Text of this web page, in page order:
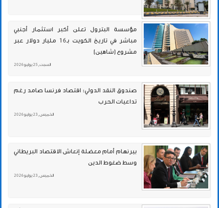
مؤسسة البترول تعلن أكبر استثمار أجنبي
مباشر في تاريخ الكويت بـ16 مليار دولار عبر
مشروع (شاهين)
السبت , 25 يوليو 2026
صندوق النقد الدولي: اقتصاد فرنسا صامد رغم
تداعيات الحرب
الخميس , 23 يوليو 2026
بيرنهام أمام معضلة إنعاش الاقتصاد البريطاني
وسط ضغوط الدين
الخميس , 23 يوليو 2026